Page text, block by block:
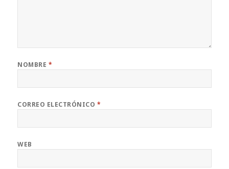
NOMBRE *
CORREO ELECTRÓNICO *
WEB